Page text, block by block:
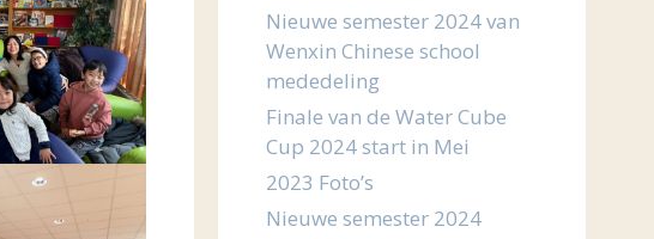
Nieuwe semester 2024 van
Wenxin Chinese school
mededeling
Finale van de Water Cube
Cup 2024 start in Mei
2023 Foto’s
Nieuwe semester 2024